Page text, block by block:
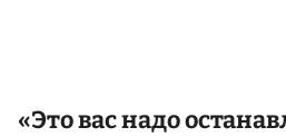
«Это вас надо